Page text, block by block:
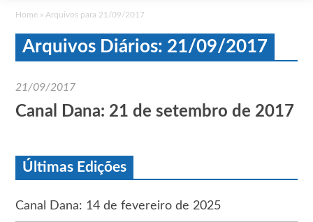
Home » Arquivos para 21/09/2017
Arquivos Diários: 21/09/2017
21/09/2017
Canal Dana: 21 de setembro de 2017
Últimas Edições
Canal Dana: 14 de fevereiro de 2025